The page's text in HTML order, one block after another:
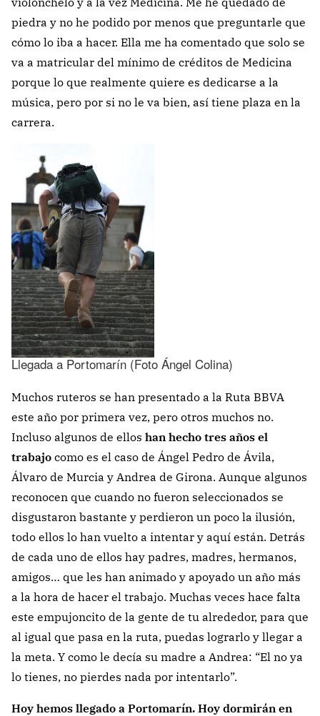
piedra y no he podido por menos que preguntarle que
cómo lo iba a hacer. Ella me ha comentado que solo se
va a matricular del mínimo de créditos de Medicina
porque lo que realmente quiere es dedicarse a la
música, pero por si no le va bien, así tiene plaza en la
carrera.
Llegada a Portomarín (Foto Ángel Colina)
Muchos ruteros se han presentado a la Ruta BBVA
este año por primera vez, pero otros muchos no.
Incluso algunos de ellos han hecho tres años el
trabajo como es el caso de Ángel Pedro de Ávila,
Álvaro de Murcia y Andrea de Girona. Aunque algunos
reconocen que cuando no fueron seleccionados se
disgustaron bastante y perdieron un poco la ilusión,
todo ellos lo han vuelto a intentar y aquí están. Detrás
de cada uno de ellos hay padres, madres, hermanos,
amigos… que les han animado y apoyado un año más
a la hora de hacer el trabajo. Muchas veces hace falta
este empujoncito de la gente de tu alrededor, para que
al igual que pasa en la ruta, puedas lograrlo y llegar a
la meta. Y como le decía su madre a Andrea: “El no ya
lo tienes, no pierdes nada por intentarlo”.
Hoy hemos llegado a Portomarín. Hoy dormirán en